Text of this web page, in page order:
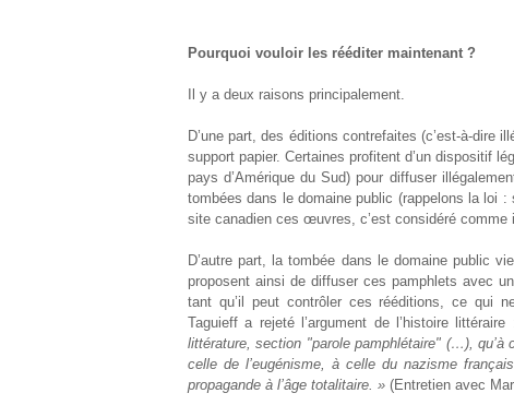
Pourquoi vouloir les rééditer maintenant ?
Il y a deux raisons principalement.
D’une part, des éditions contrefaites (c’est-à-dire
support papier. Certaines profitent d’un dispositif
pays d’Amérique du Sud) pour diffuser
tombées dans le domaine public (rappelons la loi
site canadien ces œuvres, c’est considéré comme
D’autre part, la tombée dans le domaine public
proposent ainsi de diffuser ces pamphlets avec
tant qu’il peut contrôler ces rééditions, ce qui
Taguieff a rejeté l’argument de l’histoire littéraire
littérature, section "parole pamphlétaire" (…), qu’à
celle de l’eugénisme, à celle du nazisme
propagande à l’âge totalitaire. » (Entretien avec